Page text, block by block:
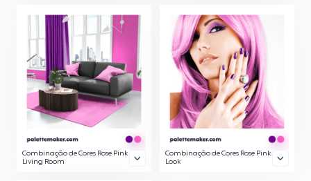
Combinação de Cores Rose Pink
Living Room
Combinação de Cores Rose Pink
Look